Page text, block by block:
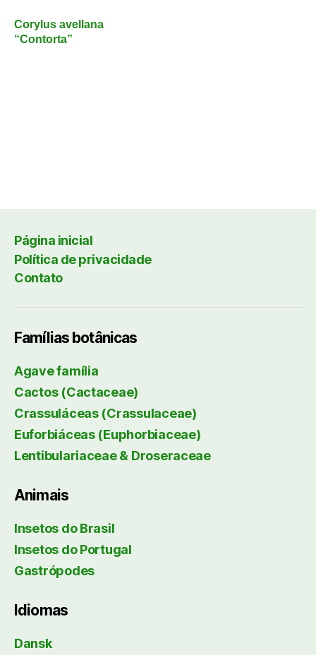
Corylus avellana
“Contorta”
Página inicial
Política de privacidade
Contato
Famílias botânicas
Agave família
Cactos (Cactaceae)
Crassuláceas (Crassulaceae)
Euforbiáceas (Euphorbiaceae)
Lentibulariaceae & Droseraceae
Animais
Insetos do Brasil
Insetos do Portugal
Gastrópodes
Idiomas
Dansk